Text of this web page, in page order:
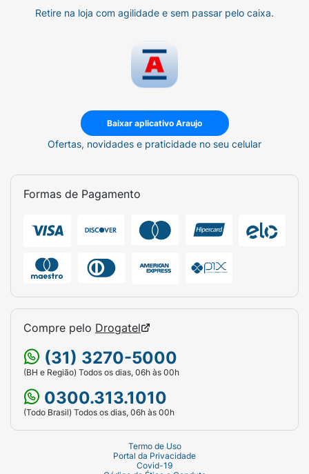
Retire na loja com agilidade e sem passar pelo caixa.
Baixar aplicativo Araujo
Ofertas, novidades e praticidade no seu celular
Formas de Pagamento
Compre pelo Drogatel
(31) 3270-5000
(BH e Região) Todos os dias, 06h às 00h
0300.313.1010
(Todo Brasil) Todos os dias, 06h às 00h
Termo de Uso
Portal da Privacidade
Covid-19